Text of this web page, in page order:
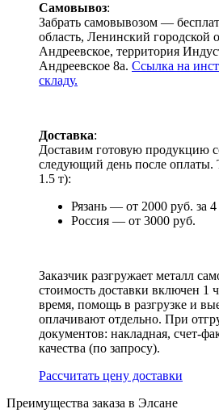
Самовывоз:
Забрать самовывозом —
область, Ленинский городской
Андреевское, территория
Андреевское 8а. Ссылка на
складу.
Доставка:
Доставим готовую продукцию
следующий день после
1.5 т):
Рязань — от 2000 руб. за 4
Россия — от 3000 руб.
Заказчик разгружает металл
стоимость доставки включен 1
время, помощь в разгрузке и
оплачивают отдельно. При
документов: накладная, счет-
качества (по запросу).
Раcсчитать цену доставки
Преимущества заказа в Элсане